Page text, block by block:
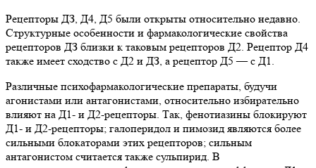
Рецепторы ДЗ, Д4, Д5 были открыты относительно недавно.
Структурные особенности и фармакологические свойства
рецепторов ДЗ близки к таковым рецепторов Д2. Рецептор Д4
также имеет сходство с Д2 и ДЗ, а рецептор Д5 — с Д1.
Различные психофармакологические препараты, будучи
агонистами или антагонистами, относительно избирательно
влияют на Д1- и Д2-рецепторы. Так, фенотиазины блокируют
Д1- и Д2-рецепторы; галоперидол и пимозид являются более
сильными блокаторами этих рецепторов; сильным
антагонистом считается также сульпирид. В